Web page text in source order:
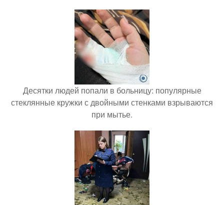
Десятки людей попали в больницу: популярные
стеклянные кружки с двойными стенками взрываются
при мытье.